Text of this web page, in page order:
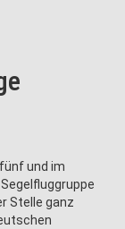
und im
Stelle ganz